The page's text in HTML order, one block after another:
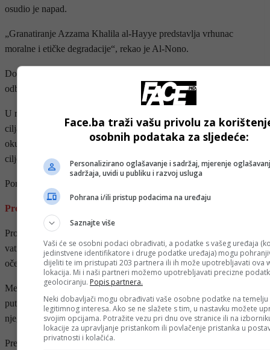
osudio je napad.
„Granatiranje Azzama Khalila al-Hayye predstavlja vrhunac
moralne i etičke degradacije“, rekao je Al-Nono.
Dodao je da „ubistva i granatiranje samo učvršćuju pregovarače u
odbrani prava palestinskog naroda“.
U razgovoru za „Al Jazeeru“, al-Hayya je izjavio: „Ovo kriminalno
ciljanje nastavak je cionističke agresije protiv našeg naroda, jer
okupacija pokušava silom, ubijanjem i terorizmom ostvariti svoje
ciljeve.“
Poručio je i da ih „ubijanje djece i mučeništvo vođa neće zastrašiti“.
Prekid vatre
Prošlog oktobra Izrael i „Hamas“ prihvatili su prijedlog o prekidu
vatre koji su posredovale Sjedinjene Američke Države, a za koji se
očekivalo da će okončati rat u Gazi.
Međutim, prema navodima palestinskih izvora, prekid vatre je više
puta prekršen, a najmanje 830 Palestinaca ubijeno je nakon
njegovog stupanja na snagu.
Prema posljednjim podacima, tokom rata u Gazi poginulo je više od
Face.ba traži vašu privolu za
osobnih podataka za sljedeće:
Personalizirano oglašavanje i sadržaj, mjerenje
sadržaja, uvidi u publiku i razvoj usluga
Pohrana i/ili pristup podacima na uređaju
Saznajte više
Vaši će se osobni podaci obrađivati, a podatke s vašeg uređaja
jedinstvene identifikatore i druge podatke uređaja) mogu
dijeliti te im pristupati 203 partnera ili ih može upotrebljavati ova
lokacija. Mi i naši partneri možemo upotrebljavati precizne
geolociranju. Popis partnera.
Neki dobavljači mogu obrađivati vaše osobne podatke na temelju
legitimnog interesa. Ako se ne slažete s tim, u nastavku možete
svojim opcijama. Potražite vezu pri dnu ove stranice ili na
lokacije za upravljanje pristankom ili povlačenje pristanka u
privatnosti i kolačića.